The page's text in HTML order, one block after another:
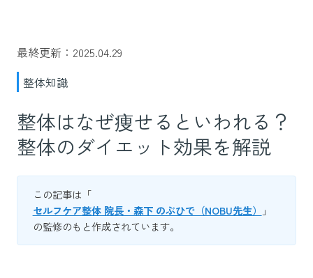
最終更新：2025.04.29
整体知識
整体はなぜ痩せるといわれる？
整体のダイエット効果を解説
この記事は「
セルフケア整体 院長・森下 のぶひで（NOBU先生）
」
の監修のもと作成されています。